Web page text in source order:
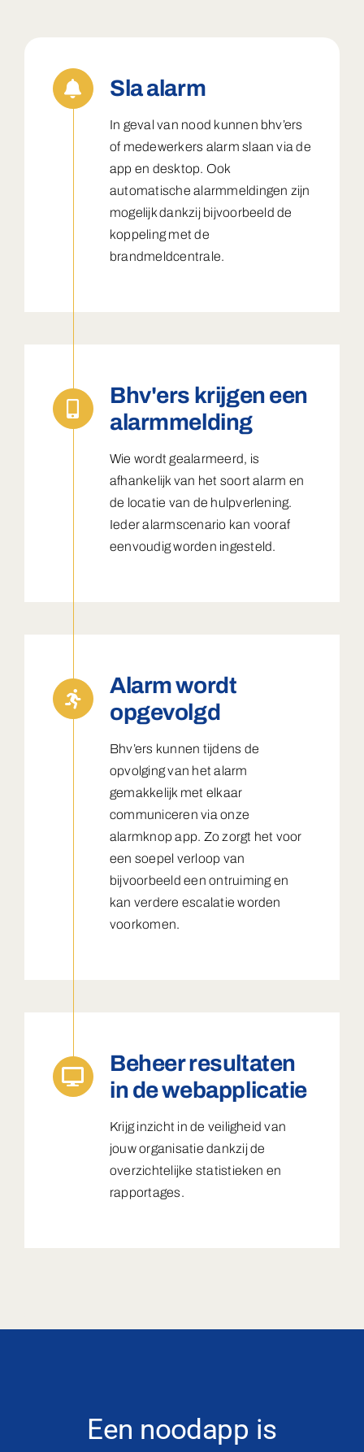
Sla alarm
In geval van nood kunnen bhv’ers
of medewerkers alarm slaan via de
app en desktop. Ook
automatische alarmmeldingen zijn
mogelijk dankzij bijvoorbeeld de
koppeling met de
brandmeldcentrale.
Bhv'ers krijgen een
alarmmelding
Wie wordt gealarmeerd, is
afhankelijk van het soort alarm en
de locatie van de hulpverlening.
Ieder alarmscenario kan vooraf
eenvoudig worden ingesteld.
Alarm wordt
opgevolgd
Bhv’ers kunnen tijdens de
opvolging van het alarm
gemakkelijk met elkaar
communiceren via onze
alarmknop app. Zo zorgt het voor
een soepel verloop van
bijvoorbeeld een ontruiming en
kan verdere escalatie worden
voorkomen.
Beheer resultaten
in de webapplicatie
Krijg inzicht in de veiligheid van
jouw organisatie dankzij de
overzichtelijke statistieken en
rapportages.
Een noodapp is